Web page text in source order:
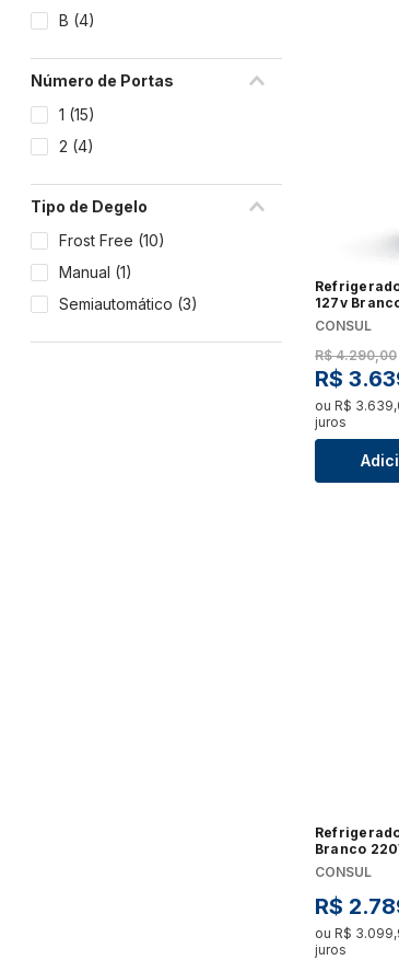
Máquina de Lavar
Micro-ondas
Coifas e Depuradores
Ver tudo
B (4)
Número de Portas
1 (15)
2 (4)
Tipo de Degelo
Frost Free (10)
Manual (1)
Semiautomático (3)
127v
CONSUL
R$ 4.290,00
R$ 3.
ou R$ 3.639,
juros
Branco
CONSUL
R$ 2.
ou R$ 3.099,
juros